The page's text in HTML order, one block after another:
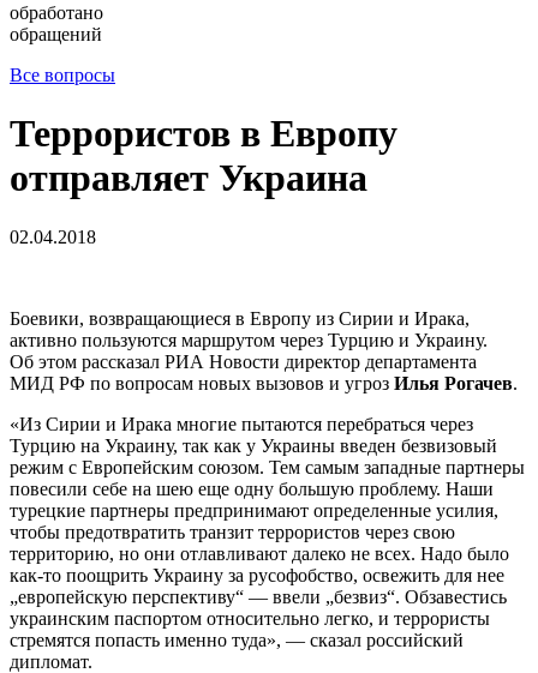
обработано
обращений
Все вопросы
Террористов в Европу
отправляет Украина
02.04.2018
Боевики, возвращающиеся в Европу из Сирии и Ирака,
активно пользуются маршрутом через Турцию и Украину.
Об этом рассказал РИА Новости директор департамента
МИД РФ по вопросам новых вызовов и угроз Илья Рогачев.
«Из Сирии и Ирака многие пытаются перебраться через
Турцию на Украину, так как у Украины введен безвизовый
режим с Европейским союзом. Тем самым западные партнеры
повесили себе на шею еще одну большую проблему. Наши
турецкие партнеры предпринимают определенные усилия,
чтобы предотвратить транзит террористов через свою
территорию, но они отлавливают далеко не всех. Надо было
как-то поощрить Украину за русофобство, освежить для нее
„европейскую перспективу“ — ввели „безвиз“. Обзавестись
украинским паспортом относительно легко, и террористы
стремятся попасть именно туда», — сказал российский
дипломат.